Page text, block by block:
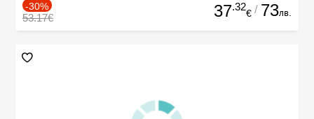
-30%
53.17€ 37.32
€ / 73лв.